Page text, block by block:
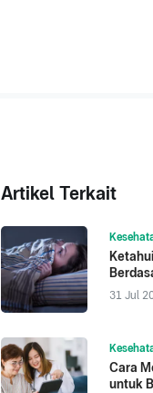
Artikel Terkait
31 Jul
Cara
untuk